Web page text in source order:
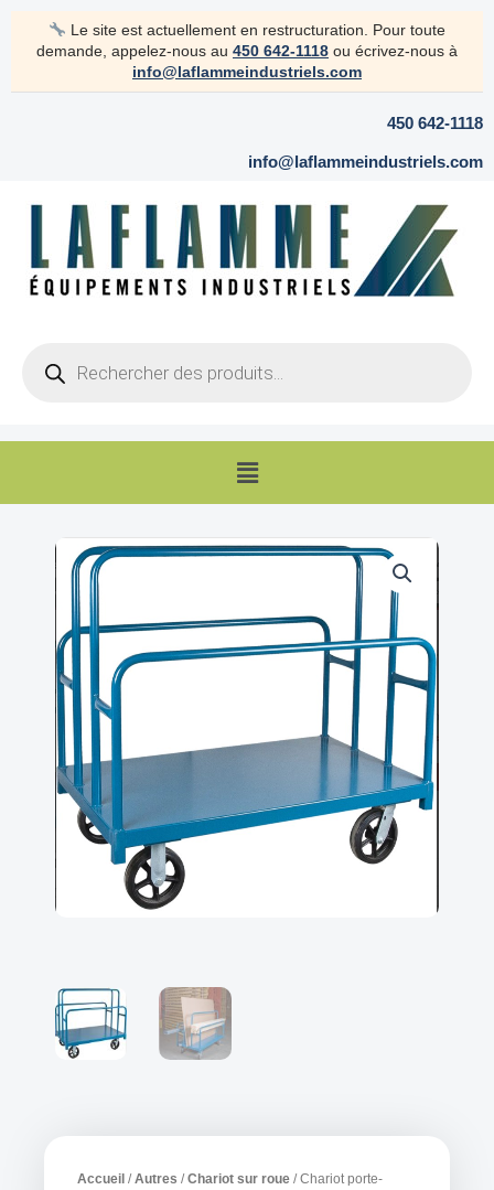
Le site est actuellement en restructuration. Pour toute
demande, appelez-nous au 450 642-1118 ou écrivez-nous à
info@laflammeindustriels.com
450 642-1118
info@laflammeindustriels.com
search
Menu
Accueil /Autres /Chariot sur roue / Chariot porte-